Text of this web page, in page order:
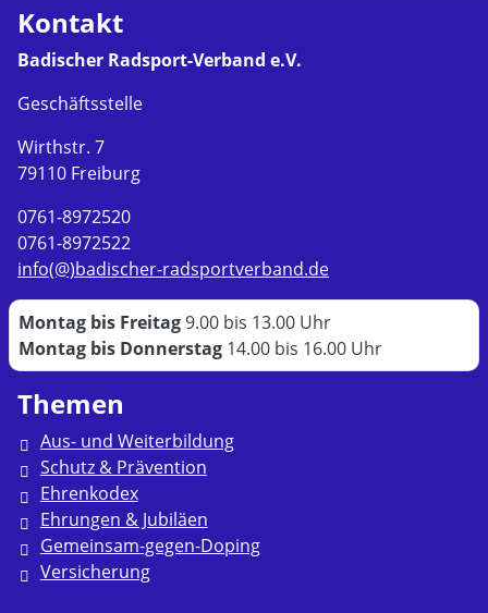
Kontakt
Badischer Radsport-Verband e.V.
Geschäftsstelle
Wirthstr. 7
79110 Freiburg
0761-8972520
0761-8972522
info(@)badischer-radsportverband.de
Montag bis Freitag9.00 bis 13.00 Uhr
Montag bis Donnerstag 14.00 bis 16.00 Uhr
Themen
Aus- und Weiterbildung
Schutz & Prävention
Ehrenkodex
Ehrungen & Jubiläen
Gemeinsam-gegen-Doping
Versicherung